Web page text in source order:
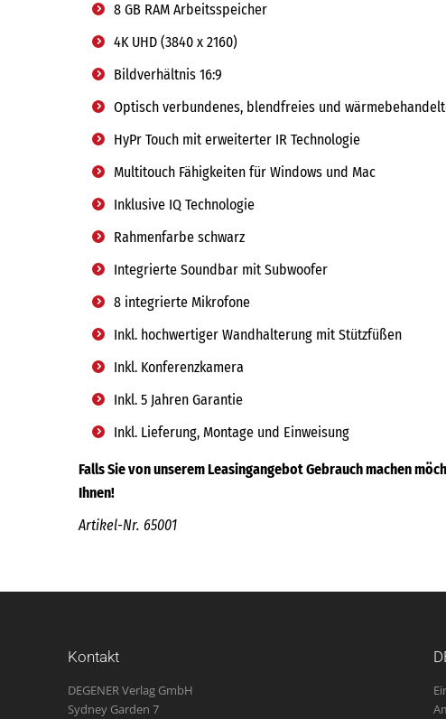
8 GB RAM Arbeitsspeicher
4K UHD (3840 x 2160)
Bildverhältnis 16:9
Optisch verbundenes, blendfreies und
HyPr Touch mit erweiterter IR Technologie
Multitouch Fähigkeiten für Windows und Mac
Inklusive IQ Technologie
Rahmenfarbe schwarz
Integrierte Soundbar mit Subwoofer
8 integrierte Mikrofone
Inkl. hochwertiger Wandhalterung mit Stützfüßen
Inkl. Konferenzkamera
Inkl. 5 Jahren Garantie
Inkl. Lieferung, Montage und Einweisung
Falls Sie von unserem Leasingangebot Gebrauch machen
Ihnen!
Artikel-Nr. 65001
Kontakt
DEGENER Verlag GmbH
Sydney Garden 7